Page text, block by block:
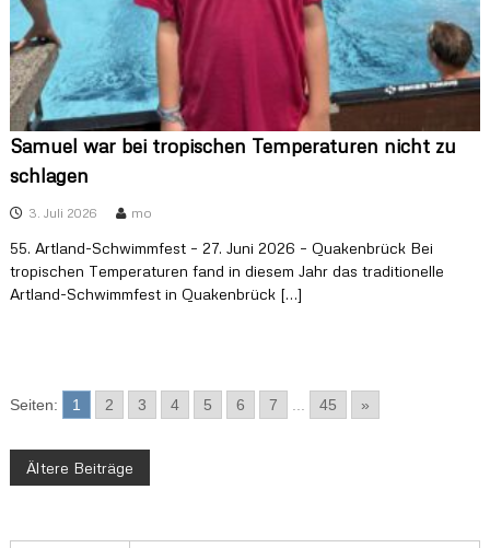
Samuel war bei tropischen Temperaturen nicht zu
schlagen
3. Juli 2026 mo
55. Artland-Schwimmfest – 27. Juni 2026 – Quakenbrück Bei
tropischen Temperaturen fand in diesem Jahr das traditionelle
Artland-Schwimmfest in Quakenbrück […]
Seiten: 1 2 3 4 5 6 7 45 »
BÄltere Beiträge